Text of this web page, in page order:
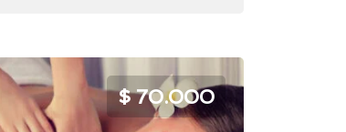
$ 70.000